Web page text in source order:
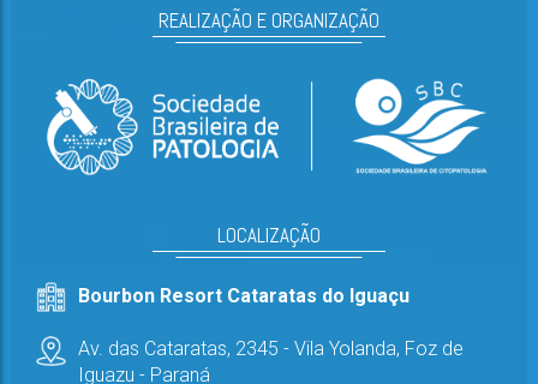
REALIZAÇÃO E ORGANIZAÇÃO
LOCALIZAÇÃO
Bourbon Resort Cataratas do Iguaçu
Av. das Cataratas, 2345 - Vila Yolanda, Foz de
Iguazu - Paraná